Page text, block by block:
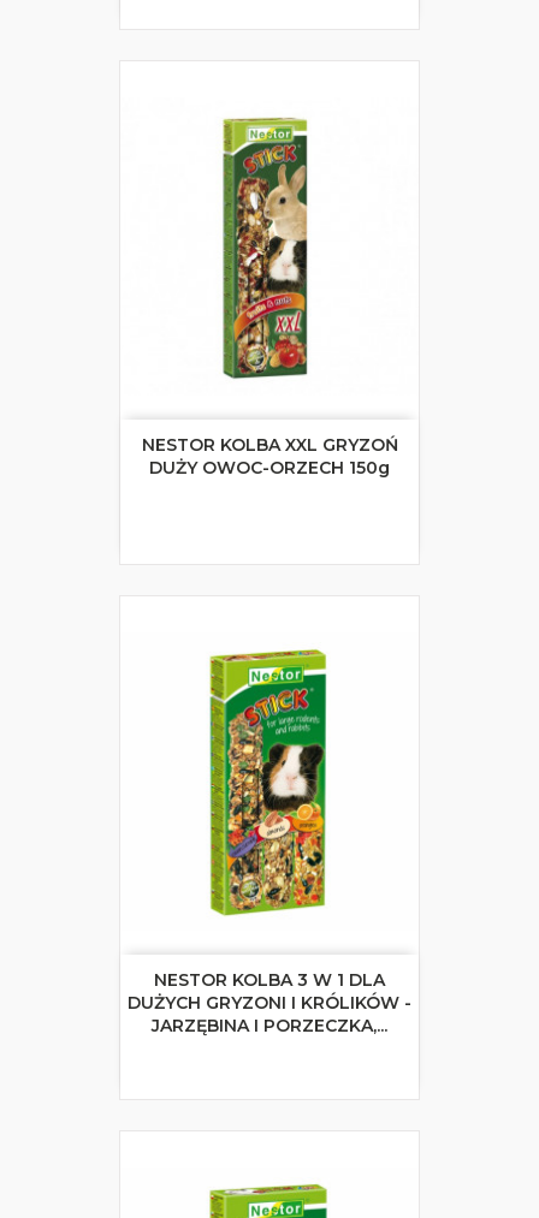
NESTOR KOLBA XXL GRYZOŃ
DUŻY OWOC-ORZECH 150g
NESTOR KOLBA 3 W 1 DLA
DUŻYCH GRYZONI I KRÓLIKÓW -
JARZĘBINA I PORZECZKA,...